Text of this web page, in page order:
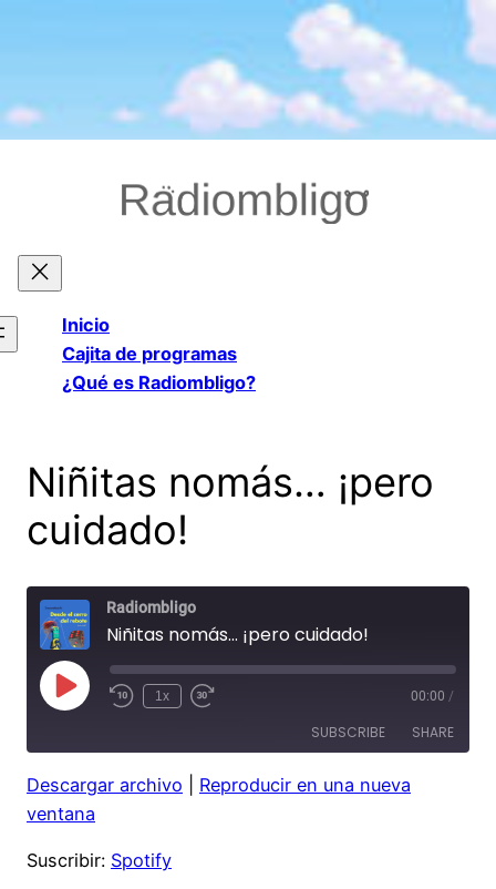
Inicio
Cajita de programas
¿Qué es Radiombligo?
Niñitas nomás… ¡pero
cuidado!
Radiombligo
Niñitas nomás… ¡pero cuidado!
Play
Episode Rewind
1x
Fast
seconds
00:00 /
SUBSCRIBE SHARE
Spotify
SHARE
Descargar archivo
Reproducir en una nueva
ventana
Suscribir: Spotify